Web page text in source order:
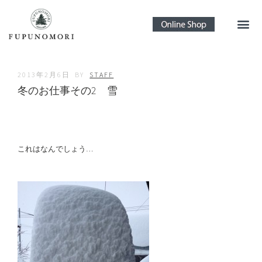
2013年2月6日 BY STAFF
冬のお仕事その2 雪
これはなんでしょう…